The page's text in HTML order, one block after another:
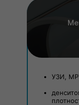
УЗИ,